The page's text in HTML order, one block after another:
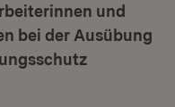
und
bei der Ausübung